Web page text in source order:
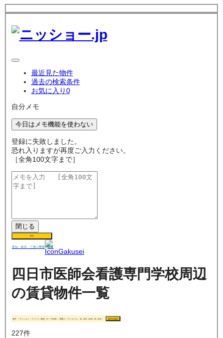
最近見た物件
過去の検索条件
お気に入り0
自分メモ
今日はメモ機能を使わない
登録に失敗しました。
恐れ入りますが再度ご入力ください。
［全角100文字まで］
閉じる
保存
愛知・岐阜・三重の学生 賃貸
四日市医師会看護専門学校周辺
の賃貸物件一覧
条件 マンション・アパート / 家賃（0 〜 70,000） / 間取り（ワンルーム・1K, 1DK, 1LDK, 2K, 2DK） 条件を指定
227件